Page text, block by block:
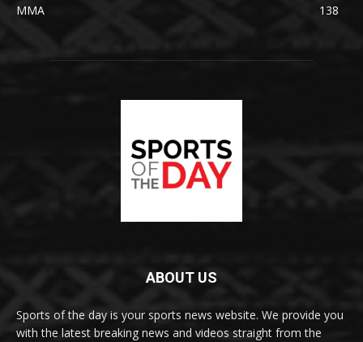
MMA
138
ABOUT US
Sports of the day is your sports news website. We provide you
with the latest breaking news and videos straight from the